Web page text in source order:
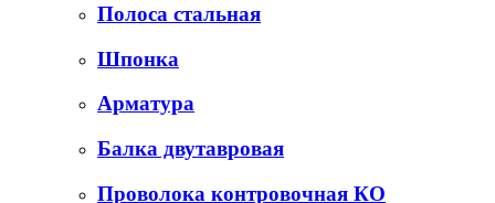
Полоса стальная
Шпонка
Арматура
Балка двутавровая
Проволока контровочная КО